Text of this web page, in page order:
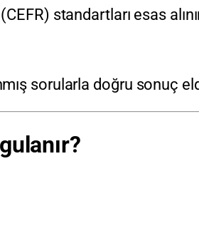
standartları esas
sorularla doğru sonuç